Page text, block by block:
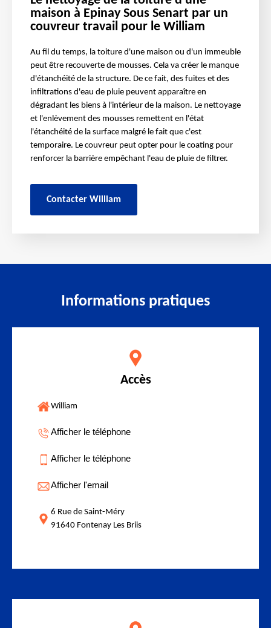
maison à Epinay Sous Senart par un
couvreur travail pour le William
Au fil du temps, la toiture d'une maison ou d'un immeuble
peut être recouverte de mousses. Cela va créer le manque
d'étanchéité de la structure. De ce fait, des fuites et des
infiltrations d'eau de pluie peuvent apparaître en
dégradant les biens à l'intérieur de la maison. Le nettoyage
et l'enlèvement des mousses remettent en l'état
l'étanchéité de la surface malgré le fait que c'est
temporaire. Le couvreur peut opter pour le coating pour
renforcer la barrière empêchant l'eau de pluie de filtrer.
Contacter William
Informations pratiques
Accès
William
Afficher le téléphone
Afficher le téléphone
Afficher l'email
6 Rue de Saint-Méry
91640 Fontenay Les Briis